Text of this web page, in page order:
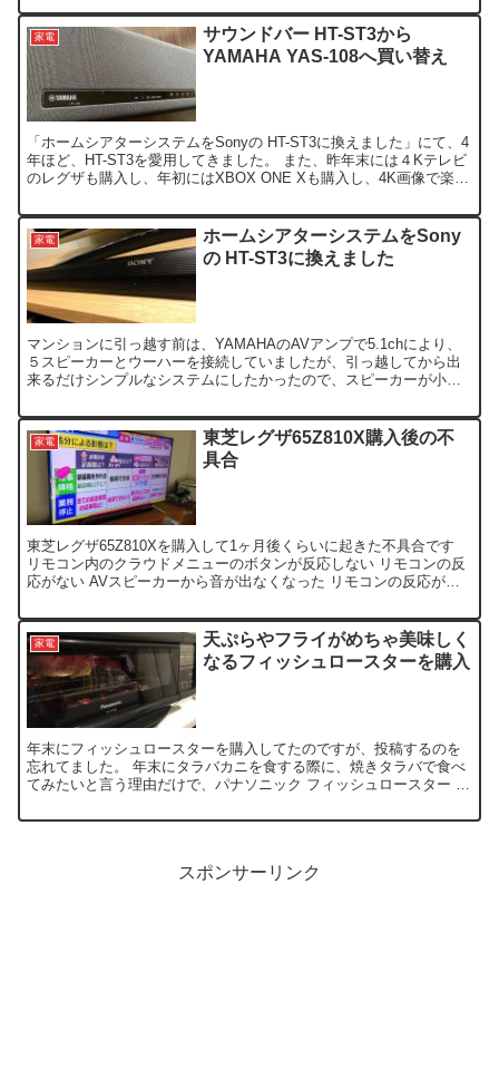
家電
サウンドバー HT-ST3から
YAMAHA YAS-108へ買い替え
「ホームシアターシステムをSonyの HT-ST3に換えました」にて、4
年ほど、HT-ST3を愛用してきました。 また、昨年末には４Kテレビ
のレグザも購入し、年初にはXBOX ONE Xも購入し、4K画像で楽し
家電
ホームシアターシステムをSony
の HT-ST3に換えました
マンションに引っ越す前は、YAMAHAのAVアンプで5.1chにより、
５スピーカーとウーハーを接続していましたが、引っ越してから出
来るだけシンプルなシステムにしたかったので、スピーカーが小さ
家電
東芝レグザ65Z810X購入後の不
具合
東芝レグザ65Z810Xを購入して1ヶ月後くらいに起きた不具合です
リモコン内のクラウドメニューのボタンが反応しない リモコンの反
応がない AVスピーカーから音が出なくなった リモコンの反応がな
家電
天ぷらやフライがめちゃ美味しく
なるフィッシュロースターを購入
年末にフィッシュロースターを購入してたのですが、投稿するのを
忘れてました。 年末にタラバカニを食する際に、焼きタラバで食べ
てみたいと言う理由だけで、パナソニック フィッシュロースター け
スポンサーリンク